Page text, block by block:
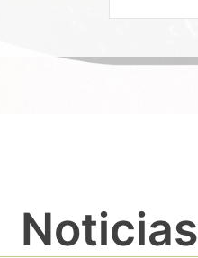
Noticias